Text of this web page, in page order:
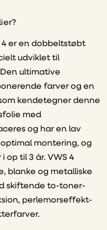
4 er en dobbeltstøbt
udviklet til
ultimative
farver og en
kendetegner denne
med
og har en lav
montering, og
op til 3 år. VWS 4
blanke og metalliske
skiftende to-toner-
perlemorseffekt-